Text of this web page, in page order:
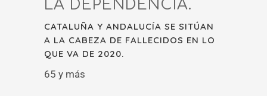
LA DEPENDENCIA.
CATALUÑA Y ANDALUCÍA SE SITÚAN
A LA CABEZA DE FALLECIDOS EN LO
QUE VA DE 2020.
65 y más